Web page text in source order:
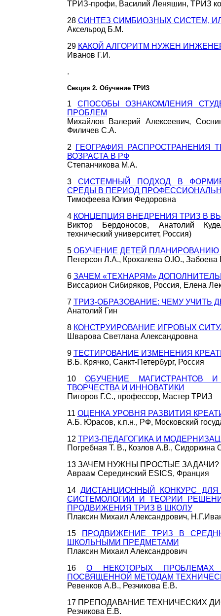
ТРИЗ-профи, Василий Леняшин, ТРИЗ
28 СИНТЕЗ СИМБИОЗНЫХ СИСТЕМ,
Аксельрод Б.М.
29 КАКОЙ АЛГОРИТМ НУЖЕН
Иванов Г.И.
.
Секция 2. Обучение ТРИЗ
1 СПОСОБЫ ОЗНАКОМЛЕНИЯ
ПРОБЛЕМ
Михайлов Валерий Алексеевич,
Филичев С.А.
2
ГЕОГРАФИЯ РАСПРОСТРАНЕНИЯ
ВОЗРАСТА В РФ
Степанчикова М.А.
3 СИСТЕМНЫЙ ПОДХОД В
СРЕДЫ В ПЕРИОД
Тимофеева Юлия Федоровна
4 КОНЦЕПЦИЯ ВНЕДРЕНИЯ ТРИЗ В
Виктор Бердоносов, Анатолий
технический университет, Россия)
5 ОБУЧЕНИЕ ДЕТЕЙ
Петерсон Л.А., Крохалева О.Ю.,
6 ЗАЧЕМ «ТЕХНАРЯМ»
Виссарион Сибиряков, Россия, Елена
7 ТРИЗ-ОБРАЗОВАНИЕ: ЧЕМУ УЧИТЬ
Анатолий Гин
8 КОНСТРУИРОВАНИЕ ИГРОВЫХ
Шварова Светлана Александровна
9 ТЕСТИРОВАНИЕ ИЗМЕНЕНИЯ
В.Б. Крячко, Санкт-Петербург, Россия
10ОБУЧЕНИЕ МАГИСТРАНТОВ
ТВОРЧЕСТВА И ИННОВАТИКИ
Пигоров Г.С., профессор, Мастер ТРИЗ
11 ОЦЕНКА УРОВНЯ РАЗВИТИЯ
А.Б. Юрасов, к.п.н., РФ, Московский
12 ТРИЗ-ПЕДАГОГИКА И
Погребная Т. В., Козлов А.В., Сидоркина
13 ЗАЧЕМ НУЖНЫ ПРОСТЫЕ ЗАДАЧИ?
Авраам Серединский ESICS, Франция
14 ДИСТАНЦИОННЫЙ КОНКУРС
СИСТЕМОЛОГИИ И ТЕОРИИ
ПРОДВИЖЕНИЯ ТРИЗ В ШКОЛУ
Плаксин Михаил Александрович,
15
ПРОДВИЖЕНИЕ ТРИЗ В
ШКОЛЬНЫМИ ПРЕДМЕТАМИ
Плаксин Михаил Александрович
16О НЕКОТОРЫХ
ПОСВЯЩЕННОЙ МЕТОДАМ
Ревенков А.В., Резчикова Е.В.
17 ПРЕПОДАВАНИЕ ТЕХНИЧЕСКИХ
Резчикова Е.В.